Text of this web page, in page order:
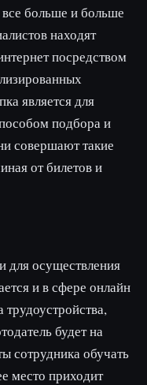
больше и больше
находят
посредством
является для
подбора и
совершают такие
от билетов и
для осуществления
и в сфере онлайн
будет на
сотрудника обучать
место приходит